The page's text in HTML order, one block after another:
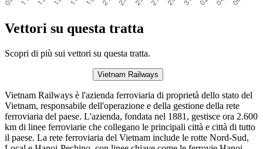
Vettori su questa tratta
Scopri di più sui vettori su questa tratta.
Vietnam Railways
Vietnam Railways è l'azienda ferroviaria di proprietà dello stato del
Vietnam, responsabile dell'operazione e della gestione della rete
ferroviaria del paese. L'azienda, fondata nel 1881, gestisce ora 2.600
km di linee ferroviarie che collegano le principali città e città di tutto
il paese. La rete ferroviaria del Vietnam include le rotte Nord-Sud,